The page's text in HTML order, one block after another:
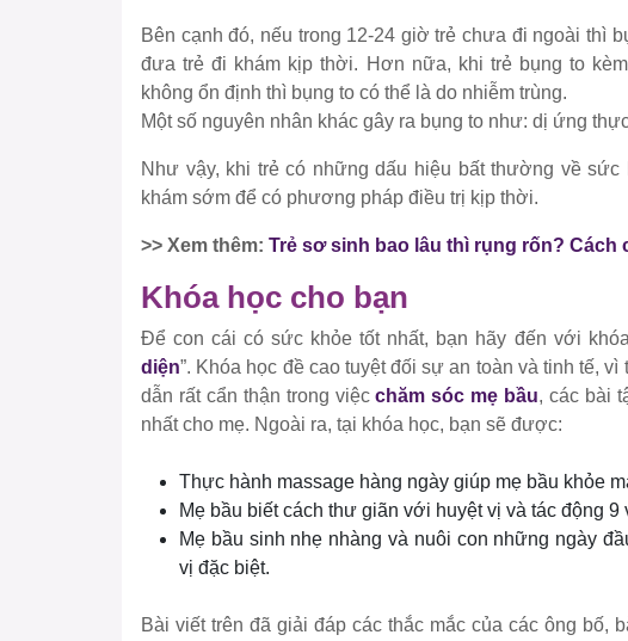
Bên cạnh đó, nếu trong 12-24 giờ trẻ chưa đi ngoài thì
đưa trẻ đi khám kịp thời. Hơn nữa, khi trẻ bụng to
không ổn định thì bụng to có thể là do nhiễm trùng.
Một số nguyên nhân khác gây ra bụng to như: dị ứng
Như vậy, khi trẻ có những dấu hiệu bất thường về
khám sớm để có phương pháp điều trị kịp thời.
>> Xem thêm: Trẻ sơ sinh bao lâu thì rụng rốn? Cách
Khóa học cho bạn
Để con cái có sức khỏe tốt nhất, bạn hãy đến với
diện”. Khóa học đề cao tuyệt đối sự an toàn và tinh tế,
dẫn rất cẩn thận trong việcchăm sóc mẹ bầu, các bài
nhất cho mẹ. Ngoài ra, tại khóa học, bạn sẽ được:
Thực hành massage hàng ngày giúp mẹ bầu khỏe
Mẹ bầu biết cách thư giãn với huyệt vị và tác động
Mẹ bầu sinh nhẹ nhàng và nuôi con những ngày
vị đặc biệt.
Bài viết trên đã giải đáp các thắc mắc của các ông bố,